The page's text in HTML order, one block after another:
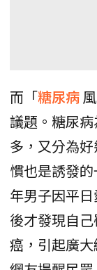
而「糖尿病
議題。糖尿
多，又分為
慣也是誘發
年男子因平
後才發現自
癌，引起廣